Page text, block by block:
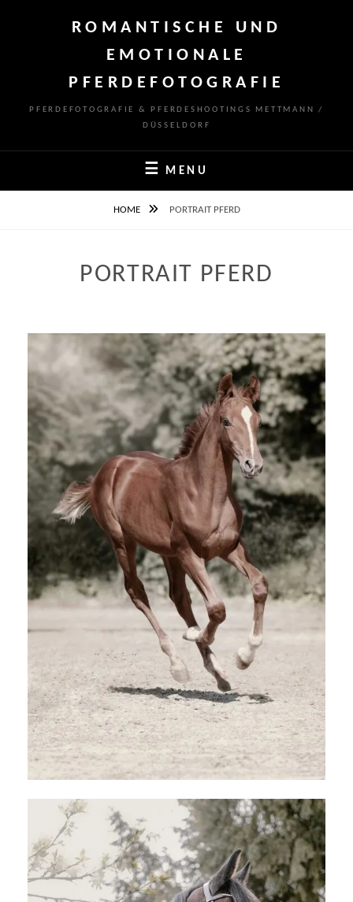
ROMANTISCHE UND
EMOTIONALE
PFERDEFOTOGRAFIE
PFERDEFOTOGRAFIE & PFERDESHOOTINGS METTMANN /
DÜSSELDORF
MENU
HOME PORTRAIT PFERD
PORTRAIT PFERD